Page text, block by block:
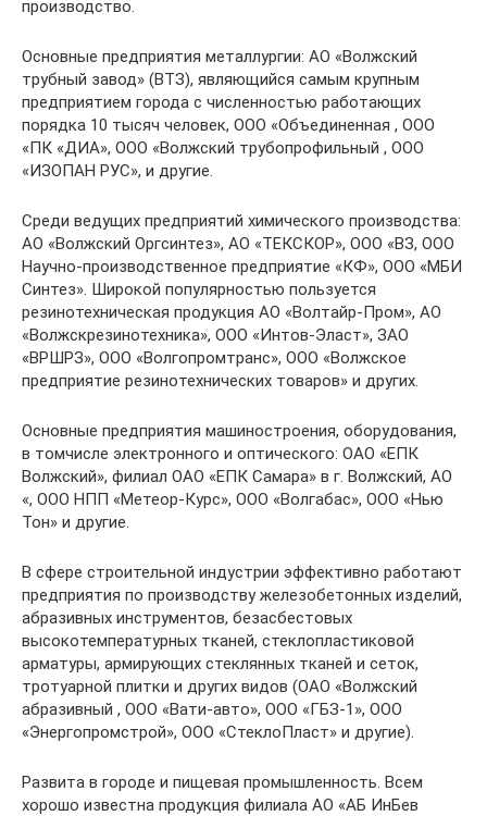
производство.
Основные предприятия металлургии: АО «Волжский
трубный завод» (ВТЗ), являющийся самым крупным
предприятием города с численностью работающих
порядка 10 тысяч человек, ООО «Объединенная , ООО
«ПК «ДИА», ООО «Волжский трубопрофильный , ООО
«ИЗОПАН РУС», и другие.
Среди ведущих предприятий химического производства:
АО «Волжский Оргсинтез», АО «ТЕКСКОР», ООО «ВЗ, ООО
Научно-производственное предприятие «КФ», ООО «МБИ
Синтез». Широкой популярностью пользуется
резинотехническая продукция АО «Волтайр-Пром», АО
«Волжскрезинотехника», ООО «Интов-Эласт», ЗАО
«ВРШРЗ», ООО «Волгопромтранс», ООО «Волжское
предприятие резинотехнических товаров» и других.
Основные предприятия машиностроения, оборудования,
в томчисле электронного и оптического: ОАО «ЕПК
Волжский», филиал ОАО «ЕПК Самара» в г. Волжский, АО
«, ООО НПП «Метеор-Курс», ООО «Волгабас», ООО «Нью
Тон» и другие.
В сфере строительной индустрии эффективно работают
предприятия по производству железобетонных изделий,
абразивных инструментов, безасбестовых
высокотемпературных тканей, стеклопластиковой
арматуры, армирующих стеклянных тканей и сеток,
тротуарной плитки и других видов (ОАО «Волжский
абразивный , ООО «Вати-авто», ООО «ГБЗ-1», ООО
«Энергопромстрой», ООО «СтеклоПласт» и другие).
Развита в городе и пищевая промышленность. Всем
хорошо известна продукция филиала АО «АБ ИнБев